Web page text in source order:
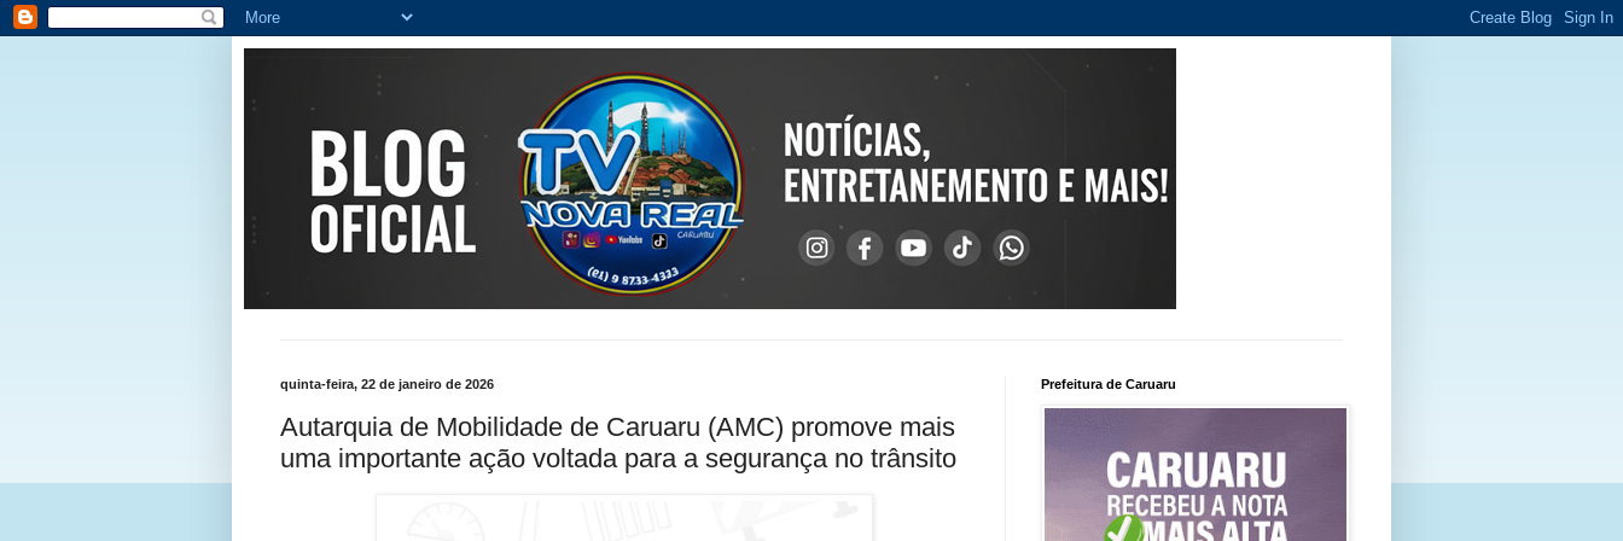
quinta-feira, 22 de janeiro de 2026
Autarquia de Mobilidade de Caruaru (AMC) promove mais
uma importante ação voltada para a segurança no trânsito
Prefeitura de Caruaru